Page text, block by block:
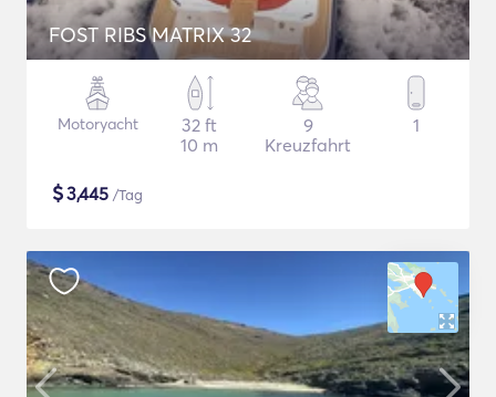
FOST RIBS MATRIX 32
Motoryacht
32 ft
10 m
9
Kreuzfahrt
1
$3,445 /Tag